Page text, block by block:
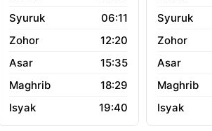
06:11
12:20
15:35
18:29
19:40